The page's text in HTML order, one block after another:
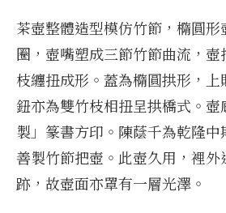
茶壺整體造型模仿竹節，橢圓
圈，壺嘴塑成三節竹節曲流，
枝纏扭成形。蓋為橢圓拱形，
鈕亦為雙竹枝相扭呈拱橋式。壺
製」篆書方印。陳蔭千為乾隆中
善製竹節把壺。此壺久用，裡
跡，故壺面亦罩有一層光澤。